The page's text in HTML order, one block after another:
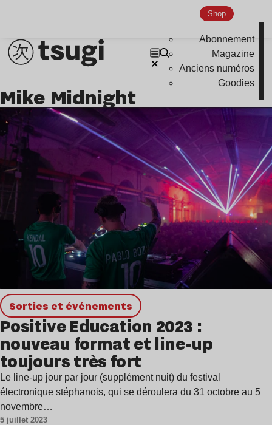
Shop
Abonnement
Magazine
Anciens numéros
Goodies
Mike Midnight
Sorties et événements
Positive Education 2023 :
nouveau format et line-up
toujours très fort
Le line-up jour par jour (supplément nuit) du festival
électronique stéphanois, qui se déroulera du 31 octobre au 5
novembre…
5 juillet 2023